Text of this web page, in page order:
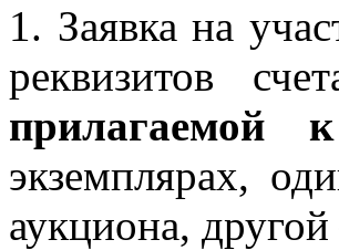
1. Заявка на
реквизитов
прилагаемой
экземплярах,
аукциона,